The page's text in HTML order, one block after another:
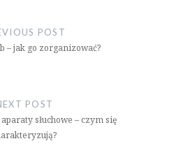
POST
– jak go zorganizować?
POST
słuchowe – czym się